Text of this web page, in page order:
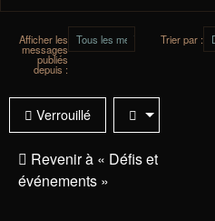
Afficher les
messages
publiés
depuis :
Trier par :
Verrouillé
Revenir à « Défis et
événements »